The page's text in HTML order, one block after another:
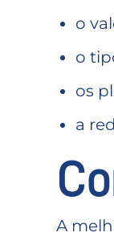
o
o
os
a
A